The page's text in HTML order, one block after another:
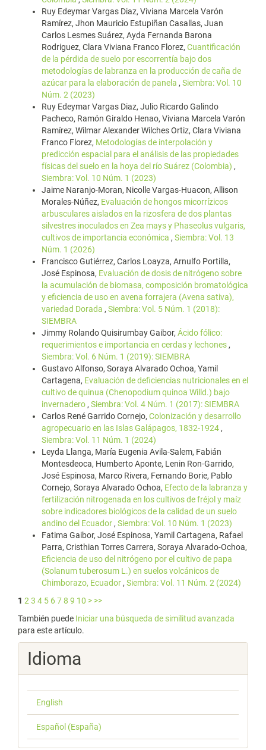
Ruy Edeymar Vargas Diaz, Viviana Marcela Varón
Ramírez, Jhon Mauricio Estupiñan Casallas, Juan
Carlos Lesmes Suárez, Ayda Fernanda Barona
Rodriguez, Clara Viviana Franco Florez, Cuantificación
de la pérdida de suelo por escorrentía bajo dos
metodologías de labranza en la producción de caña de
azúcar para la elaboración de panela , Siembra: Vol. 10
Núm. 2 (2023)
Ruy Edeymar Vargas Diaz, Julio Ricardo Galindo
Pacheco, Ramón Giraldo Henao, Viviana Marcela Varón
Ramírez, Wilmar Alexander Wilches Ortiz, Clara Viviana
Franco Florez, Metodologías de interpolación y
predicción espacial para el análisis de las propiedades
físicas del suelo en la hoya del río Suárez (Colombia) ,
Siembra: Vol. 10 Núm. 1 (2023)
Jaime Naranjo-Moran, Nicolle Vargas-Huacon, Allison
Morales-Núñez, Evaluación de hongos micorrízicos
arbusculares aislados en la rizosfera de dos plantas
silvestres inoculados en Zea mays y Phaseolus vulgaris,
cultivos de importancia económica , Siembra: Vol. 13
Núm. 1 (2026)
Francisco Gutiérrez, Carlos Loayza, Arnulfo Portilla,
José Espinosa, Evaluación de dosis de nitrógeno sobre
la acumulación de biomasa, composición bromatológica
y eficiencia de uso en avena forrajera (Avena sativa),
variedad Dorada , Siembra: Vol. 5 Núm. 1 (2018):
SIEMBRA
Jimmy Rolando Quisirumbay Gaibor, Ácido fólico:
requerimientos e importancia en cerdas y lechones ,
Siembra: Vol. 6 Núm. 1 (2019): SIEMBRA
Gustavo Alfonso, Soraya Alvarado Ochoa, Yamil
Cartagena, Evaluación de deficiencias nutricionales en el
cultivo de quinua (Chenopodium quinoa Willd.) bajo
invernadero , Siembra: Vol. 4 Núm. 1 (2017): SIEMBRA
Carlos René Garrido Cornejo, Colonización y desarrollo
agropecuario en las Islas Galápagos, 1832-1924 ,
Siembra: Vol. 11 Núm. 1 (2024)
Leyda Llanga, María Eugenia Avila-Salem, Fabián
Montesdeoca, Humberto Aponte, Lenin Ron-Garrido,
José Espinosa, Marco Rivera, Fernando Borie, Pablo
Cornejo, Soraya Alvarado Ochoa, Efecto de la labranza y
fertilización nitrogenada en los cultivos de fréjol y maíz
sobre indicadores biológicos de la calidad de un suelo
andino del Ecuador , Siembra: Vol. 10 Núm. 1 (2023)
Fatima Gaibor, José Espinosa, Yamil Cartagena, Rafael
Parra, Cristhian Torres Carrera, Soraya Alvarado-Ochoa,
Eficiencia de uso del nitrógeno por el cultivo de papa
(Solanum tuberosum L.) en suelos volcánicos de
Chimborazo, Ecuador , Siembra: Vol. 11 Núm. 2 (2024)
1 2 3 4 5 678 9 10 > >>
También puede Iniciar una búsqueda de similitud avanzada
para este artículo.
Idioma
English
Español (España)